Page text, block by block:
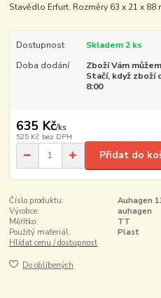
Stavědlo Erfurt. Rozměry 63 x 21 x 88
Dostupnost
Skladem 2 ks
Doba dodání
Zboží Vám
Stačí, když
8:00
635 Kč/ks
525 Kč bez DPH
Přidat do
Číslo produktu:
Auhagen
Výrobce:
auhagen
Měřítko:
TT
Použitý materiál:
Plast
Hlídat cenu / dostupnost
Do oblíbených